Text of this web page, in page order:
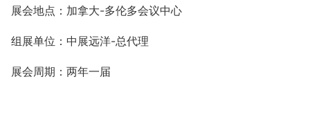
展会地点： 加拿大-多伦多会议中心
组展单位： 中展远洋-总代理
展会周期：两年一届